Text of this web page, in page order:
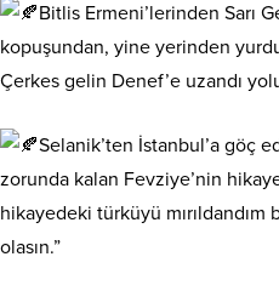
Bitlis Ermeni’lerinden Sarı
kopuşundan, yine yerinden
Çerkes gelin Denef’e uzandı
Selanik’ten İstanbul’a göç
zorunda kalan Fevziye’nin
hikayedeki türküyü mırıldandım
olasın.”